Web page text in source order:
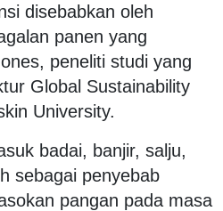
disebabkan oleh
panen yang
peneliti studi yang
Global Sustainability
University.
badai, banjir, salju,
sebagai penyebab
pangan pada masa